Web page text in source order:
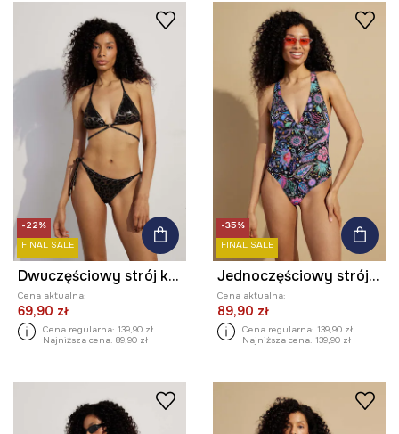
-22%
FINAL SALE
Dwuczęściowy strój kąpielowy w panterkę kolor multicolor
Cena aktualna:
69,90 zł
Cena regularna: 139,90 zł
Najniższa cena: 89,90 zł
-35%
FINAL SALE
Jednoczęściowy strój kąpielowy damski wzorzysty kolor multicolor
Cena aktualna:
89,90 zł
Cena regularna: 139,90 zł
Najniższa cena: 139,90 zł